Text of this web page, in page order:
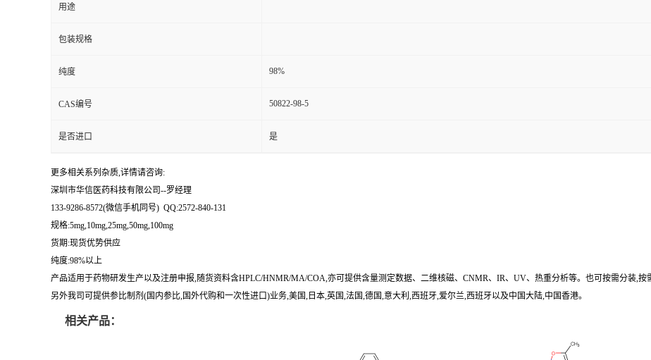
用途
包装规格
纯度 98%
CAS编号 50822-98-5
是否进口 是
更多相关系列杂质,详情请咨询:
深圳市华信医药科技有限公司--罗经理
133-9286-8572(微信手机同号) QQ:2572-840-131
规格:5mg,10mg,25mg,50mg,100mg
货期:现货优势供应
纯度:98%以上
产品适用于药物研发生产以及注册申报,随货资料含HPLC/HNMR/MA/COA,亦可提供含量测定数据、二维核磁、CNMR、IR、UV、热重分析等。也可按需分装,按
另外我司可提供参比制剂(国内参比,国外代购和一次性进口)业务,美国,日本,英国,法国,德国,意大利,西班牙,爱尔兰,西班牙以及中国大陆,中国香港。
相关产品：